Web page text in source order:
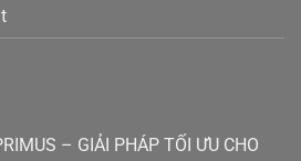
– GIẢI PHÁP TỐI ƯU CHO